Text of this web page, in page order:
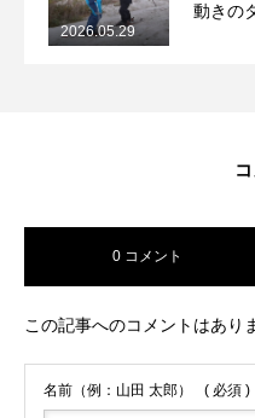
動きの
2026.05.29
0 コメント
この記事へのコメントはあり
名前（例：山田 太郎） ( 必須 )